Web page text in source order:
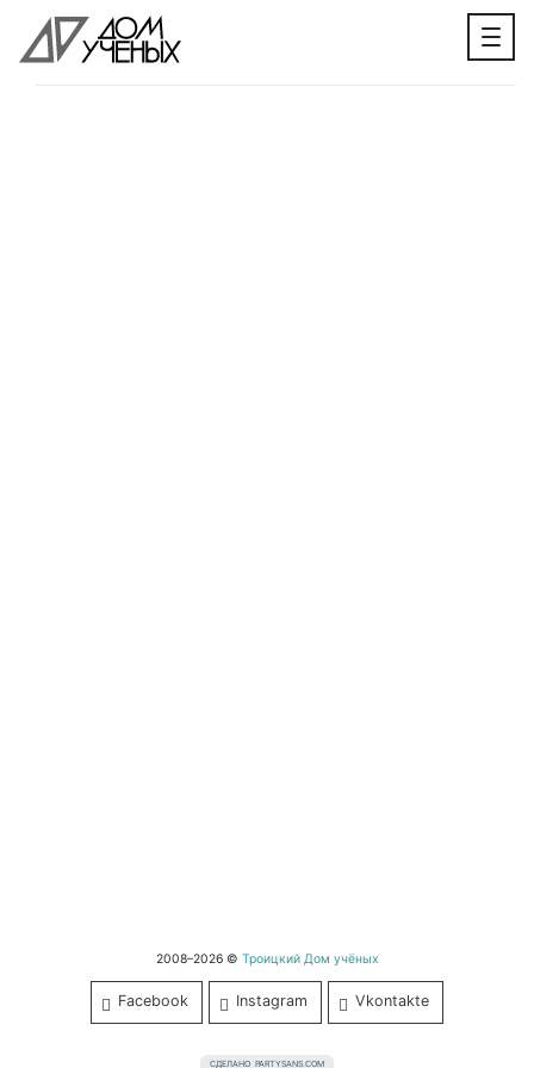
2008–2026 © Троицкий Дом учёных
Facebook Instagram Vkontakte
СДЕЛАНО PARTYSANS.COM